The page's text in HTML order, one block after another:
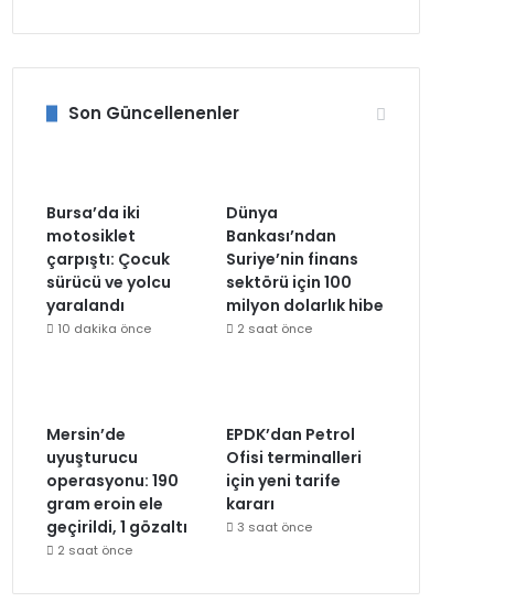
Son Güncellenenler
Bursa’da iki
motosiklet
çarpıştı: Çocuk
sürücü ve yolcu
yaralandı
10 dakika önce
Dünya
Bankası’ndan
Suriye’nin finans
sektörü için 100
milyon dolarlık hibe
2 saat önce
Mersin’de
uyuşturucu
operasyonu: 190
gram eroin ele
geçirildi, 1 gözaltı
2 saat önce
EPDK’dan Petrol
Ofisi terminalleri
için yeni tarife
kararı
3 saat önce